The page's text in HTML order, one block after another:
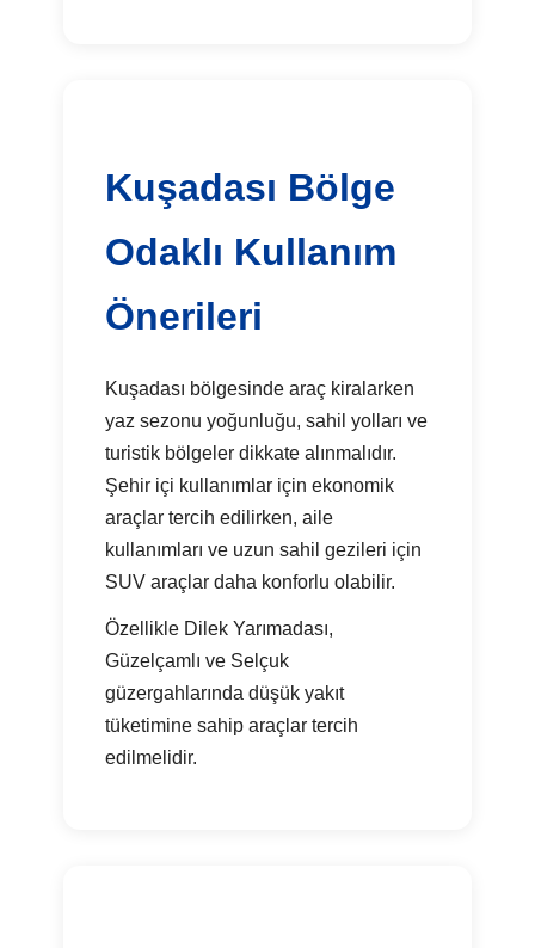
Kuşadası Bölge
Odaklı Kullanım
Önerileri
Kuşadası bölgesinde araç kiralarken
yaz sezonu yoğunluğu, sahil yolları ve
turistik bölgeler dikkate alınmalıdır.
Şehir içi kullanımlar için ekonomik
araçlar tercih edilirken, aile
kullanımları ve uzun sahil gezileri için
SUV araçlar daha konforlu olabilir.
Özellikle Dilek Yarımadası,
Güzelçamlı ve Selçuk
güzergahlarında düşük yakıt
tüketimine sahip araçlar tercih
edilmelidir.